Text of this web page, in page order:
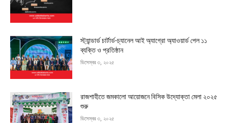
স্ট্যান্ডার্ড চার্টার্ড-চ্যানেল আই অ্যাগ্রো অ্যাওয়ার্ড পেল ১১
ব্যক্তি ও প্রতিষ্ঠান
ডিসেম্বর ৩, ২০২৫
রাজশাহীতে জমকালো আয়োজনে বিসিক উদ্যোক্তা মেলা ২০২৫
শুরু
ডিসেম্বর ৩, ২০২৫